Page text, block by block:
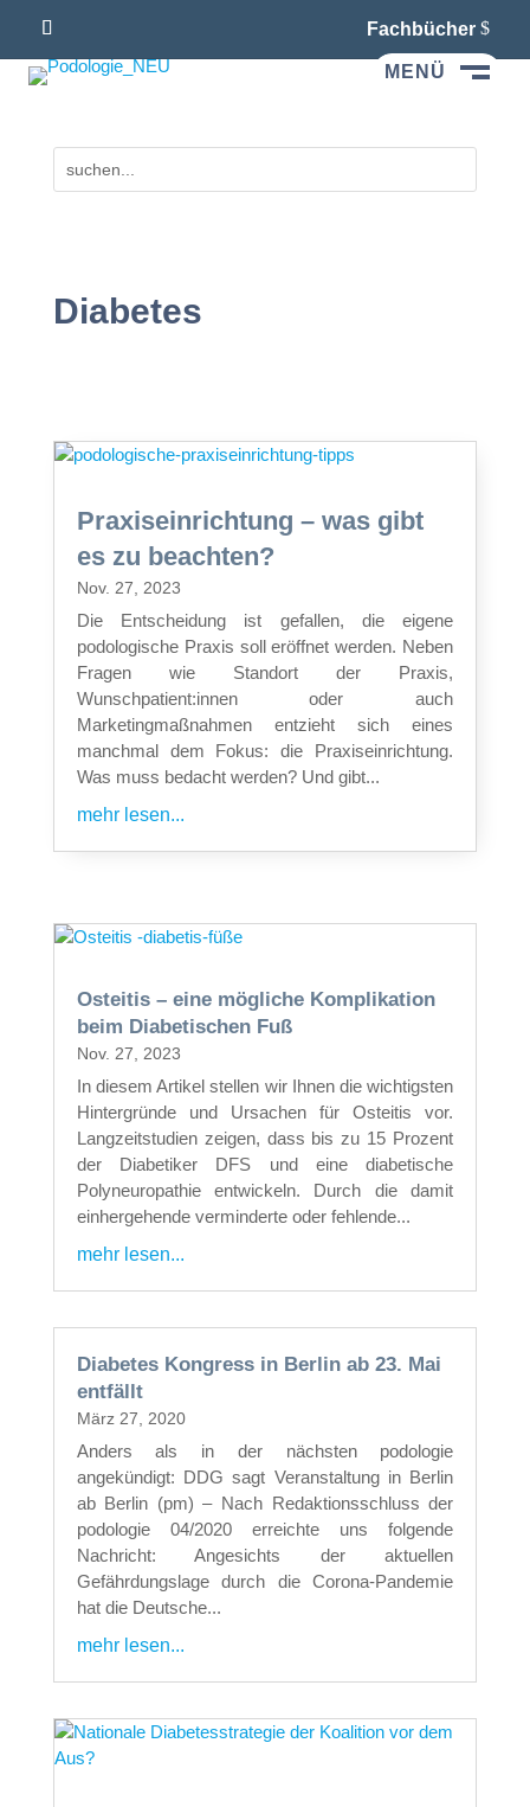
Fachbücher
MENÜ
Diabetes
Praxiseinrichtung – was gibt
es zu beachten?
Nov. 27, 2023
Die Entscheidung ist gefallen, die eigene
podologische Praxis soll eröffnet werden. Neben
Fragen wie Standort der Praxis,
Wunschpatient:innen oder auch
Marketingmaßnahmen entzieht sich eines
manchmal dem Fokus: die Praxiseinrichtung.
Was muss bedacht werden? Und gibt...
mehr lesen...
Osteitis – eine mögliche Komplikation
beim Diabetischen Fuß
Nov. 27, 2023
In diesem Artikel stellen wir Ihnen die wichtigsten
Hintergründe und Ursachen für Osteitis vor.
Langzeitstudien zeigen, dass bis zu 15 Prozent
der Diabetiker DFS und eine diabetische
Polyneuropathie entwickeln. Durch die damit
einhergehende verminderte oder fehlende...
mehr lesen...
Diabetes Kongress in Berlin ab 23. Mai
entfällt
März 27, 2020
Anders als in der nächsten podologie
angekündigt: DDG sagt Veranstaltung in Berlin
ab Berlin (pm) – Nach Redaktionsschluss der
podologie 04/2020 erreichte uns folgende
Nachricht: Angesichts der aktuellen
Gefährdungslage durch die Corona-Pandemie
hat die Deutsche...
mehr lesen...